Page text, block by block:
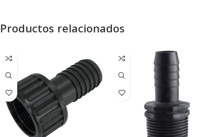
Productos relacionados